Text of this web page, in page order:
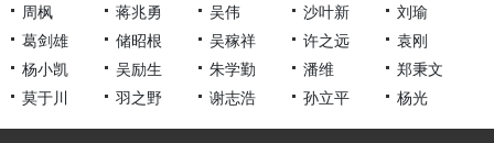
周枫
蒋兆勇 吴伟 沙叶新
刘瑜
葛剑雄
储昭根 吴稼祥 许之远
袁刚
杨小凯
吴励生 朱学勤 潘维
郑秉文
莫于川
羽之野 谢志浩 孙立平 杨光